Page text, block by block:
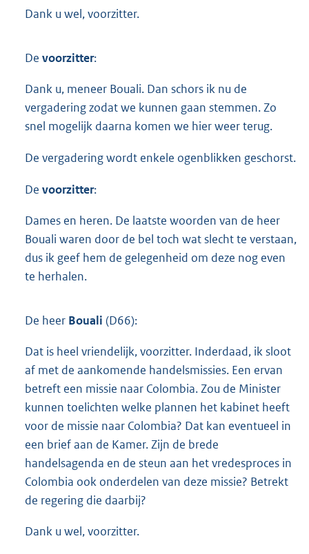
Dank u wel, voorzitter.
De voorzitter:
Dank u, meneer Bouali. Dan schors ik nu de
vergadering zodat we kunnen gaan stemmen. Zo
snel mogelijk daarna komen we hier weer terug.
De vergadering wordt enkele ogenblikken geschorst.
De voorzitter:
Dames en heren. De laatste woorden van de heer
Bouali waren door de bel toch wat slecht te verstaan,
dus ik geef hem de gelegenheid om deze nog even
te herhalen.
De heer Bouali (D66):
Dat is heel vriendelijk, voorzitter. Inderdaad, ik sloot
af met de aankomende handelsmissies. Een ervan
betreft een missie naar Colombia. Zou de Minister
kunnen toelichten welke plannen het kabinet heeft
voor de missie naar Colombia? Dat kan eventueel in
een brief aan de Kamer. Zijn de brede
handelsagenda en de steun aan het vredesproces in
Colombia ook onderdelen van deze missie? Betrekt
de regering die daarbij?
Dank u wel, voorzitter.